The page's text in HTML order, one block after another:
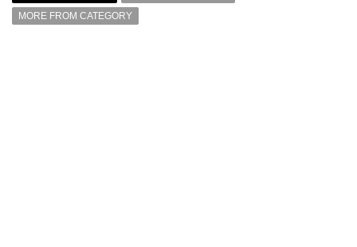
MORE FROM CATEGORY